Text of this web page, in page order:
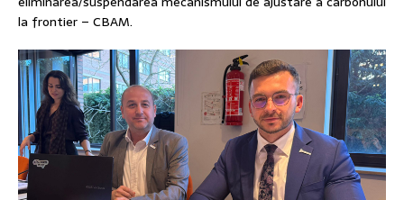
la frontier – CBAM.